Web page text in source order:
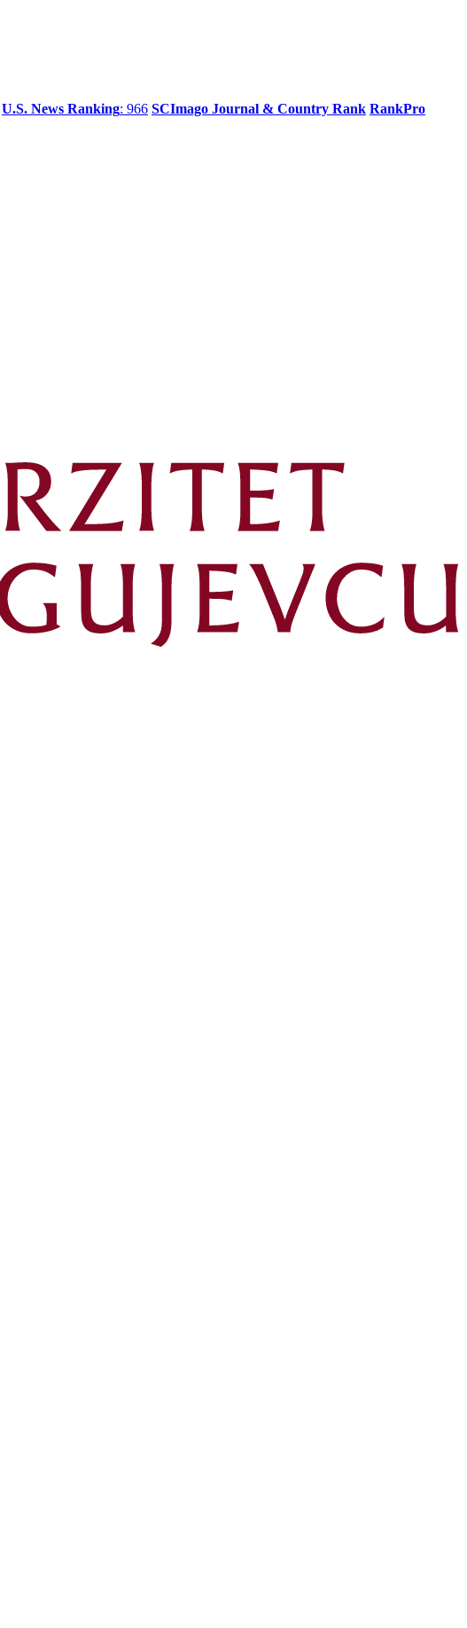
U.S. News Ranking: 966 SCImago Journal & Country Rank RankPro